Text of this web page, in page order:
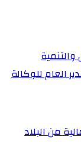
العام للوكالة
من البلاد